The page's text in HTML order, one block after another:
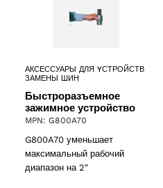
АКСЕССУАРЫ ДЛЯ YСТРОЙСТВ
ЗАМЕНЫ ШИН
Быстроразъемное
зажимное устройство
MPN: G800A70
G800A70 уменьшает
максимальный рабочий
диапазон на 2″